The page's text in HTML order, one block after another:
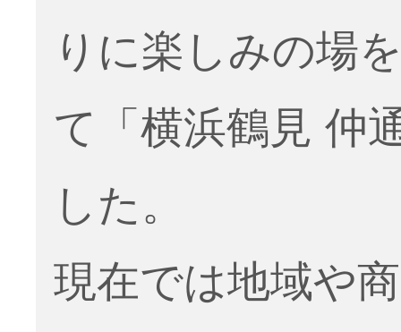
りに楽しみの場
て「横浜鶴見 仲
した。
現在では地域や